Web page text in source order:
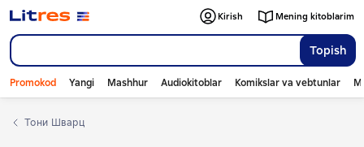
Topish
Kirish Mening kitoblarim
Promokod Yangi Mashhur Audiokitoblar Komikslar va vebtunlar
Тони Шварц